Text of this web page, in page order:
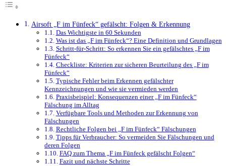
Airsoft „F im Fünfeck“ gefälscht: Folgen & Erkennung
Das Wichtigste in 60 Sekunden
Was ist das „F im Fünfeck“? Eine Definition und Grundlagen
Schritt-für-Schritt: So erkennen Sie ein gefälschtes „F im
Fünfeck“
Checkliste: Kriterien zur sicheren Beurteilung des „F im
Fünfeck“
Typische Fehler beim Erkennen gefälschter
Kennzeichnungen und wie sie vermieden werden
Praxisbeispiel: Konsequenzen einer „F im Fünfeck“
Fälschung im Alltag
Verfügbare Tools und Methoden zur Erkennung von
Fälschungen
Rechtliche Folgen bei „F im Fünfeck“ Fälschungen
Tipps für Verbraucher: So vermeiden Sie Fälschungen und
deren Folgen
FAQ zum Thema „F im Fünfeck gefälscht Folgen“
Fazit und nächste Schritte